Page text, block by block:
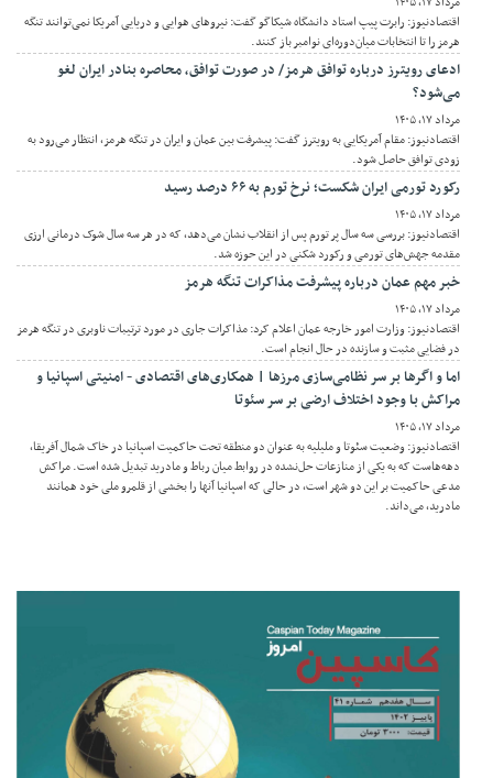
اقتصادنیوز: رابرت پیپ استاد دانشگاه شیکاگو گفت: نیرو‌های هوایی و دریایی آمریکا نمی‌توانند تنگه
هرمز را تا انتخابات میان‌دوره‌ای نوامبر باز کنند.
ادعای رویترز درباره توافق هرمز/ در صورت توافق، محاصره بنادر ایران لغو
می‌شود؟
مرداد ۱۷, ۱۴۰۵
اقتصادنیوز: مقام آمریکایی به رویترز گفت: پیشرفت بین عمان و ایران در تنگه هرمز، انتظار می‌رود به
زودی توافق حاصل شود.
رکورد تورمی ایران شکست؛ نرخ تورم به ۶۶ درصد رسید
مرداد ۱۷, ۱۴۰۵
اقتصادنیوز: بررسی سه سال پر تورم پس از انقلاب نشان می‌دهد، که در هر سه سال شوک درمانی ارزی
مقدمه جهش‌های تورمی و رکورد شکنی در این حوزه شد.
خبر مهم عمان درباره پیشرفت مذاکرات تنگه هرمز
مرداد ۱۷, ۱۴۰۵
اقتصادنیوز: وزارت امور خارجه عمان اعلام کرد: مذاکرات جاری در مورد ترتیبات ناوبری در تنگه هرمز
در فضایی مثبت و سازنده در حال انجام است.
اما و اگرها بر سر نظامی‌سازی مرزها | همکاری‌های اقتصادی - امنیتی اسپانیا و
مراکش با وجود اختلاف ارضی بر سر سئوتا
مرداد ۱۷, ۱۴۰۵
اقتصادنیوز: وضعیت سئوتا و ملیلیه به عنوان دو منطقه تحت حاکمیت اسپانیا در خاک شمال آفریقا،
دهه‌هاست که به یکی از منازعات حل‌نشده در روابط میان رباط و مادرید تبدیل شده است. مراکش
مدعی حاکمیت بر این دو شهر است، در حالی که اسپانیا آنها را بخشی از قلمرو ملی خود همانند
مادرید، می‌داند.